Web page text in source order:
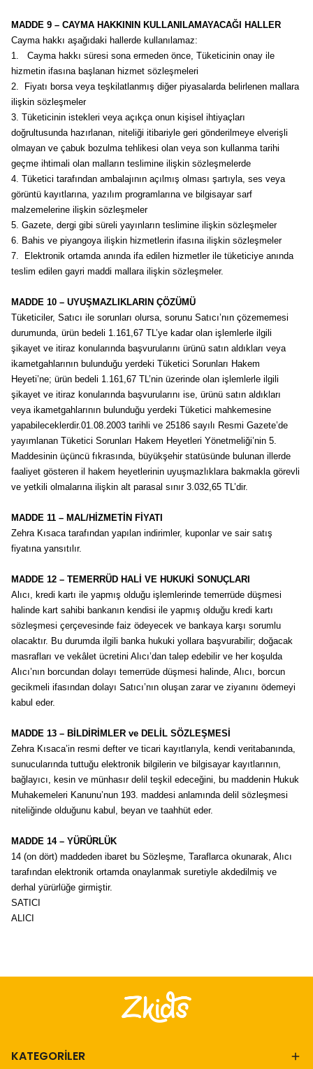
MADDE 9 – CAYMA HAKKININ KULLANILAMAYACAĞI HALLER
Cayma hakkı aşağıdaki hallerde kullanılamaz:
1. Cayma hakkı süresi sona ermeden önce, Tüketicinin onay ile
hizmetin ifasına başlanan hizmet sözleşmeleri
2.
Fiyatı borsa veya teşkilatlanmış diğer piyasalarda belirlenen mallara
ilişkin sözleşmeler
3. Tüketicinin istekleri veya açıkça onun kişisel ihtiyaçları
doğrultusunda hazırlanan, niteliği itibariyle geri gönderilmeye elverişli
olmayan ve çabuk bozulma tehlikesi olan veya son kullanma tarihi
geçme ihtimali olan malların teslimine ilişkin sözleşmelerde
4. Tüketici tarafından ambalajının açılmış olması şartıyla, ses veya
görüntü kayıtlarına, yazılım programlarına ve bilgisayar sarf
malzemelerine ilişkin sözleşmeler
5. Gazete, dergi gibi süreli yayınların teslimine ilişkin sözleşmeler
6. Bahis ve piyangoya ilişkin hizmetlerin ifasına ilişkin sözleşmeler
7.
Elektronik ortamda anında ifa edilen hizmetler ile tüketiciye anında
teslim edilen gayri maddi mallara ilişkin sözleşmeler.
MADDE 10 – UYUŞMAZLIKLARIN ÇÖZÜMÜ
Tüketiciler, Satıcı ile sorunları olursa, sorunu Satıcı’nın çözememesi
durumunda, ürün bedeli 1.161,67 TL’ye kadar olan işlemlerle ilgili
şikayet ve itiraz konularında başvurularını ürünü satın aldıkları veya
ikametgahlarının bulunduğu yerdeki Tüketici Sorunları Hakem
Heyeti’ne; ürün bedeli 1.161,67 TL’nin üzerinde olan işlemlerle ilgili
şikayet ve itiraz konularında başvurularını ise, ürünü satın aldıkları
veya ikametgahlarının bulunduğu yerdeki Tüketici mahkemesine
yapabileceklerdir.01.08.2003 tarihli ve 25186 sayılı Resmi Gazete’de
yayımlanan Tüketici Sorunları Hakem Heyetleri Yönetmeliği’nin 5.
Maddesinin üçüncü fıkrasında, büyükşehir statüsünde bulunan illerde
faaliyet gösteren il hakem heyetlerinin uyuşmazlıklara bakmakla görevli
ve yetkili olmalarına ilişkin alt parasal sınır 3.032,65 TL’dir.
MADDE 11 – MAL/HİZMETİN FİYATI
Zehra Kısaca tarafından yapılan indirimler, kuponlar ve sair satış
fiyatına yansıtılır.
MADDE 12 – TEMERRÜD HALİ VE HUKUKİ SONUÇLARI
Alıcı, kredi kartı ile yapmış olduğu işlemlerinde temerrüde düşmesi
halinde kart sahibi bankanın kendisi ile yapmış olduğu kredi kartı
sözleşmesi çerçevesinde faiz ödeyecek ve bankaya karşı sorumlu
olacaktır. Bu durumda ilgili banka hukuki yollara başvurabilir; doğacak
masrafları ve vekâlet ücretini Alıcı’dan talep edebilir ve her koşulda
Alıcı’nın borcundan dolayı temerrüde düşmesi halinde, Alıcı, borcun
gecikmeli ifasından dolayı Satıcı’nın oluşan zarar ve ziyanını ödemeyi
kabul eder.
MADDE 13 – BİLDİRİMLER ve DELİL SÖZLEŞMESİ
Zehra Kısaca’in resmi defter ve ticari kayıtlarıyla, kendi veritabanında,
sunucularında tuttuğu elektronik bilgilerin ve bilgisayar kayıtlarının,
bağlayıcı, kesin ve münhasır delil teşkil edeceğini, bu maddenin Hukuk
Muhakemeleri Kanunu’nun 193. maddesi anlamında delil sözleşmesi
niteliğinde olduğunu kabul, beyan ve taahhüt eder.
MADDE 14 – YÜRÜRLÜK
14 (on dört) maddeden ibaret bu Sözleşme, Taraflarca okunarak, Alıcı
tarafından elektronik ortamda onaylanmak suretiyle akdedilmiş ve
derhal yürürlüğe girmiştir.
SATICI
ALICI
KATEGORİLER